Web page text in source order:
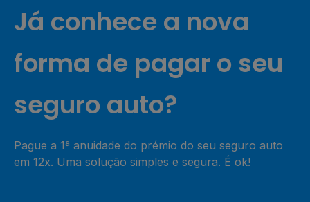
Já conhece a nova
forma de pagar o seu
seguro auto?
Pague a 1ª anuidade do prémio do seu seguro auto
em 12x. Uma solução simples e segura. É ok!